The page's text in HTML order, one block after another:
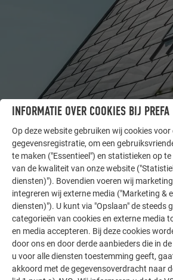
LAAT U INSPIREREN
De PREFA referentiegallerij laat zien
aluminium kan worden toegepast.
indrukwekkende projecten met de
aluminiumoplossingen voor dak,
gevel.
MEER REFERENTIES BEKIJKEN
INFORMATIE OVER COOKIES BIJ PREFA
Op deze website gebruiken wij cookies voor
gegevensregistratie, om een
te maken ("Essentieel") en statistieken op
van de kwaliteit van onze website
diensten)"). Bovendien voeren wij
integreren wij externe media ("Marketing &
diensten)"). U kunt via "Opslaan" de steeds
categorieën van cookies en externe media
en media accepteren. Bij deze cookies
door ons en door derde aanbieders die in
u voor alle diensten toestemming geeft,
akkoord met de gegevensoverdracht naar